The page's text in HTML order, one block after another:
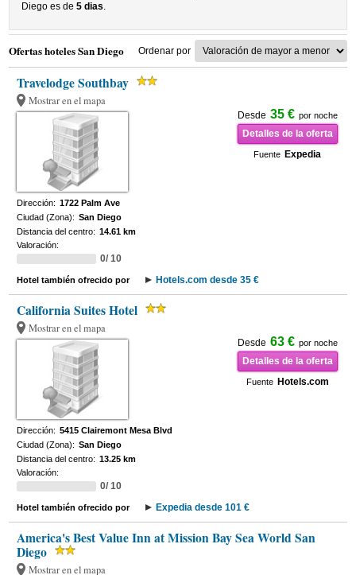
Diego es de5 dias.
Ofertas hoteles San Diego Ordenar por
Travelodge Southbay
Mostrar en el mapa
Desde 35 € por noche
Detalles de la oferta
Fuente Expedia
Dirección: 1722 Palm Ave
Ciudad (Zona): San Diego
Distancia del centro: 14.61 km
Valoración:
0/ 10
Hotel también ofrecido por Hotels.com desde 35 €
California Suites Hotel
Mostrar en el mapa
Desde 63 € por noche
Detalles de la oferta
Fuente Hotels.com
Dirección: 5415 Clairemont Mesa Blvd
Ciudad (Zona): San Diego
Distancia del centro: 13.25 km
Valoración:
0/ 10
Hotel también ofrecido por Expedia desde 101 €
America's Best Value Inn at Mission Bay Sea World San
Diego
Mostrar en el mapa